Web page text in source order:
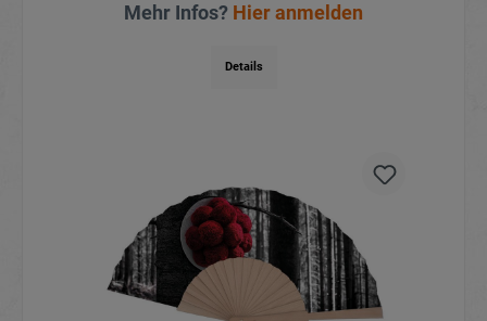
Mehr Infos? Hier anmelden
Details